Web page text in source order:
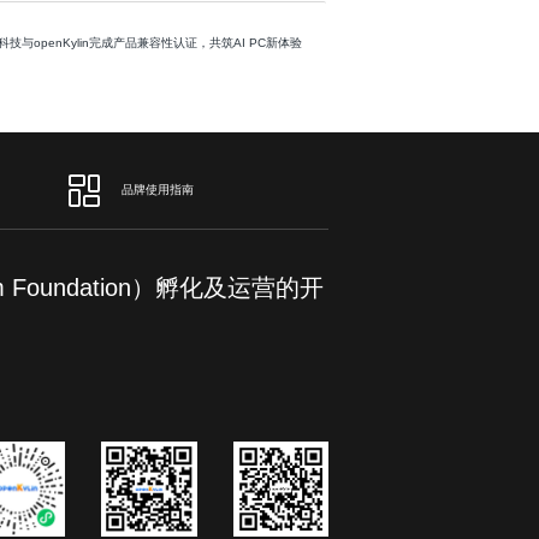
技与openKylin完成产品兼容性认证，共筑AI PC新体验
品牌使用指南
Foundation）孵化及运营的开